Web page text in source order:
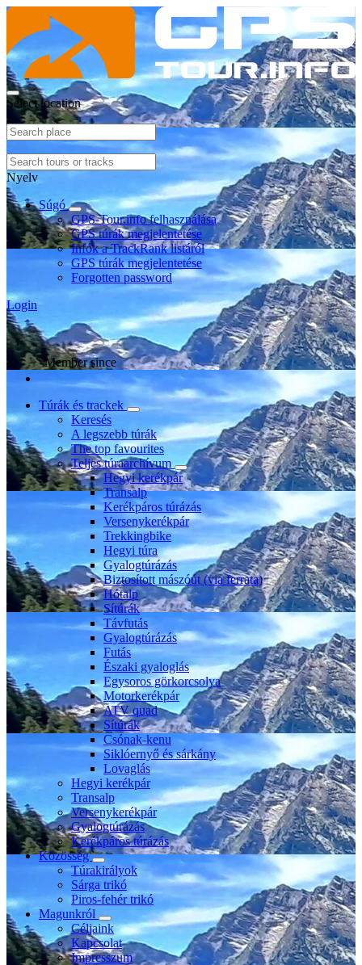
Select location
Nyelv
Súgó
GPS-Tour.info felhasználása
GPS túrák megjelentetése
Infók a TrackRank listáról
GPS túrák megjelentetése
Forgotten password
Login
Member since
Túrák és trackek
Keresés
A legszebb túrák
The top favourites
Teljes túraarchívum
Hegyi kerékpár
Transalp
Kerékpáros túrázás
Versenykerékpár
Trekkingbike
Hegyi túra
Gyalogtúrázás
Biztosított mászóút (via ferrata)
Hótalp
Sítúrák
Távfutás
Gyalogtúrázás
Futás
Északi gyaloglás
Egysoros görkorcsolya
Motorkerékpár
ATV quad
Sítúrák
Csónak-kenu
Siklóernyő és sárkány
Lovaglás
Hegyi kerékpár
Transalp
Versenykerékpár
Gyalogtúrázás
Kerékpáros túrázás
Közösség
Túrakirályok
Sárga trikó
Piros-fehér trikó
Magunkról
Céljaink
Kapcsolat
Impresszum